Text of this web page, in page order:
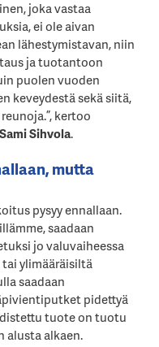
joka vastaa
ei ole aivan
lähestymistavan, niin
ja tuotantoon
puolen vuoden
keveydestä sekä siitä,
kertoo
Sami Sihvola.
mutta
pysyy ennallaan.
saadaan
jo valuvaiheessa
ylimääräisiltä
saadaan
pidettyä
tuote on tuotu
alusta alkaen.